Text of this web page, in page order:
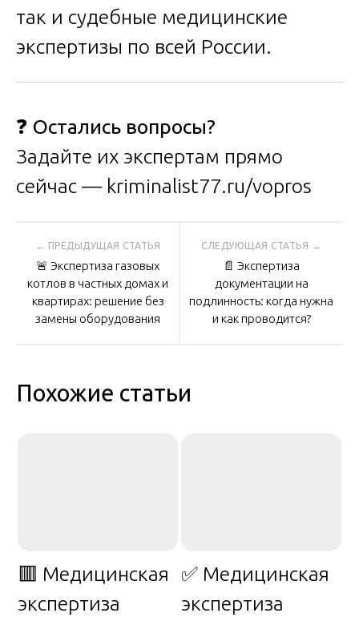
так и судебные медицинские
экспертизы по всей России.
❓ Остались вопросы?
Задайте их экспертам прямо
сейчас — kriminalist77.ru/vopros
Навигация
по
записям
🚨 Экспертиза газовых
котлов в частных домах и
квартирах: решение без
замены оборудования
📄 Экспертиза
документации на
подлинность: когда нужна
и как проводится?
Похожие статьи
🟥 Медицинская
экспертиза
✅ Медицинская
экспертиза